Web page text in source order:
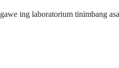
ing laboratorium tinimbang